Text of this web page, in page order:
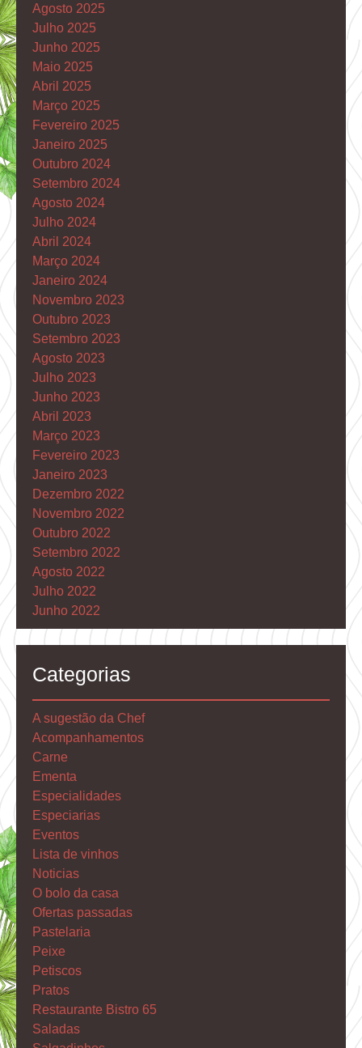
Agosto 2025
Julho 2025
Junho 2025
Maio 2025
Abril 2025
Março 2025
Fevereiro 2025
Janeiro 2025
Outubro 2024
Setembro 2024
Agosto 2024
Julho 2024
Abril 2024
Março 2024
Janeiro 2024
Novembro 2023
Outubro 2023
Setembro 2023
Agosto 2023
Julho 2023
Junho 2023
Abril 2023
Março 2023
Fevereiro 2023
Janeiro 2023
Dezembro 2022
Novembro 2022
Outubro 2022
Setembro 2022
Agosto 2022
Julho 2022
Junho 2022
Categorias
A sugestão da Chef
Acompanhamentos
Carne
Ementa
Especialidades
Especiarias
Eventos
Lista de vinhos
Noticias
O bolo da casa
Ofertas passadas
Pastelaria
Peixe
Petiscos
Pratos
Restaurante Bistro 65
Saladas